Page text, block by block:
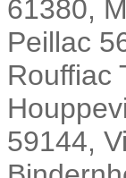
61380,
Peillac
Rouffiac
59144,